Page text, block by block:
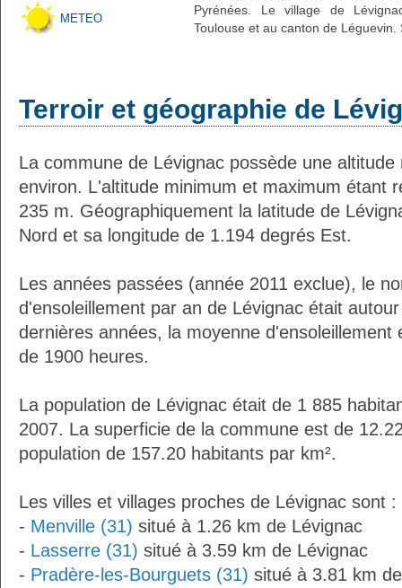
METEO
Pyrénées. Le village de
Toulouse et au canton de
Terroir et géographie de
La commune de Lévignac possède une
environ. L'altitude minimum et maximum étant
235 m. Géographiquement la latitude de
Nord et sa longitude de 1.194 degrés Est.
Les années passées (année 2011 exclue), le
d'ensoleillement par an de Lévignac était
dernières années, la moyenne d'ensoleillement
de 1900 heures.
La population de Lévignac était de 1 885
2007. La superficie de la commune est de
population de 157.20 habitants par km².
Les villes et villages proches de Lévignac sont :
- Menville (31) situé à 1.26 km de Lévignac
- Lasserre (31) situé à 3.59 km de Lévignac
- Pradère-les-Bourguets (31) situé à 3.81 km